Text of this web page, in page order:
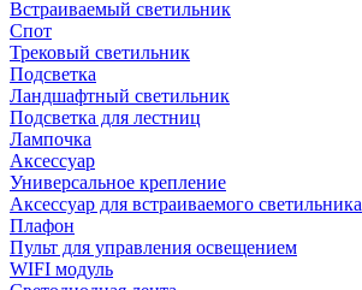
Встраиваемый светильник
Спот
Трековый светильник
Подсветка
Ландшафтный светильник
Подсветка для лестниц
Лампочка
Аксессуар
Универсальное крепление
Аксессуар для встраиваемого светильника
Плафон
Пульт для управления освещением
WIFI модуль